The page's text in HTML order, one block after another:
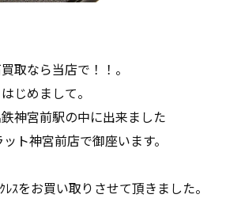
取なら当店で！！。
じめまして。
神宮前駅の中に出来ました
ト神宮前店で御座います。
ｽをお買い取りさせて頂きました。